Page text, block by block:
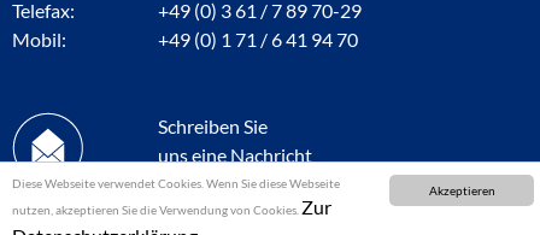
Akzeptieren
Diese Webseite verwendet Cookies. Wenn Sie diese Webseite
nutzen, akzeptieren Sie die Verwendung von Cookies. Zur
Telefax:
+49 (0) 3 61 / 7 89 70-29
Mobil:
+49 (0) 1 71 / 6 41 94 70
Schreiben Sie
uns eine Nachricht